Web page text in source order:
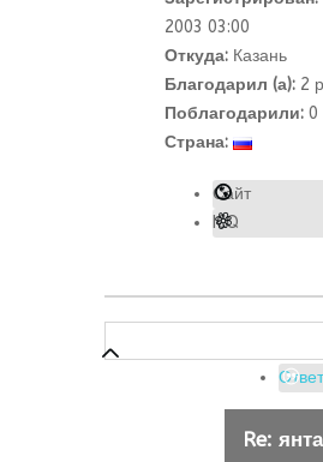
2003 03:00
Откуда: Казань
Благодарил (а): 2
Поблагодарили: 0
Страна:
Сайт
ICQ
Re: